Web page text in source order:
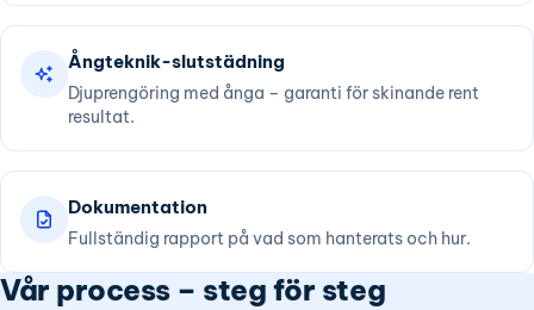
Ångteknik-slutstädning
Djuprengöring med ånga – garanti för skinande rent
resultat.
Dokumentation
Fullständig rapport på vad som hanterats och hur.
Vår process – steg för steg